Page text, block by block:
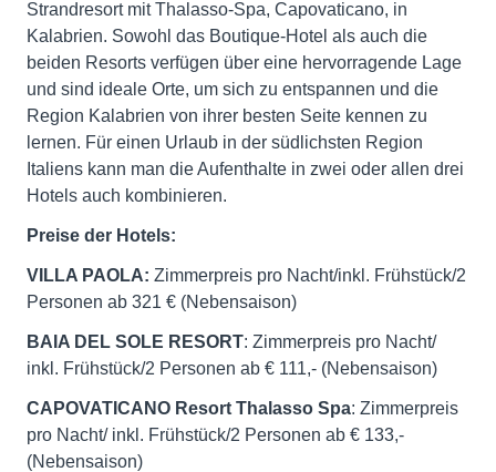
Strandresort mit Thalasso-Spa, Capovaticano, in
Kalabrien. Sowohl das Boutique-Hotel als auch die
beiden Resorts verfügen über eine hervorragende Lage
und sind ideale Orte, um sich zu entspannen und die
Region Kalabrien von ihrer besten Seite kennen zu
lernen. Für einen Urlaub in der südlichsten Region
Italiens kann man die Aufenthalte in zwei oder allen drei
Hotels auch kombinieren.
Preise der Hotels:
VILLA PAOLA: Zimmerpreis pro Nacht/inkl. Frühstück/2
Personen ab 321 € (Nebensaison)
BAIA DEL SOLE RESORT: Zimmerpreis pro Nacht/
inkl. Frühstück/2 Personen ab € 111,- (Nebensaison)
CAPOVATICANO Resort Thalasso Spa: Zimmerpreis
pro Nacht/ inkl. Frühstück/2 Personen ab € 133,-
(Nebensaison)